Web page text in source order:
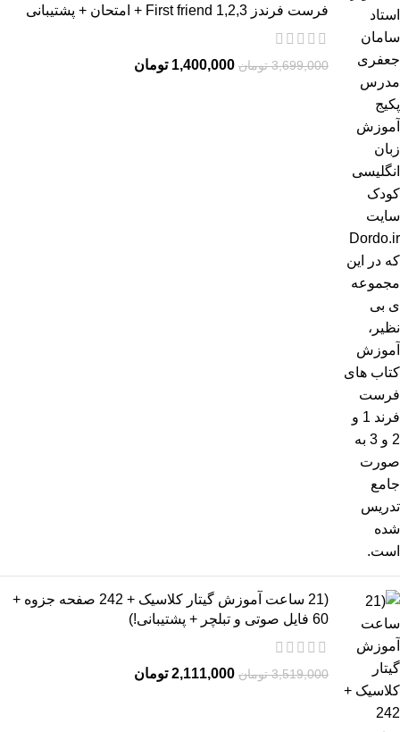
فرست فرندز 2,3,First friend 1 + امتحان + پشتیبانی
3,699,000 تومان 1,400,000 تومان
(21 ساعت آموزش گیتار کلاسیک + 242 صفحه جزوه +
60 فایل صوتی و تبلچر + پشتیبانی!)
3,519,000 تومان 2,111,000 تومان